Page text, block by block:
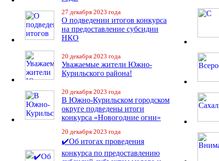
27 декабря 2023 года
О подведении итогов конкурса
на предоставление субсидии
НКО
20 декабря 2023 года
Уважаемые жители Южно-
Курильского района!
20 декабря 2023 года
В Южно-Курильском городском
округе подведены итоги
конкурса «Новогодние огни»
20 декабря 2023 года
✔️Об итогах проведения
конкурса по предоставлению